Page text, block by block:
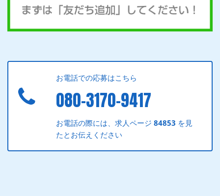
お電話での応募はこちら
080-3170-9417
お電話の際には、求人ページ84853 を見
たとお伝えください